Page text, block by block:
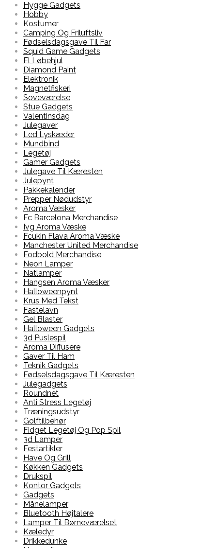
Hygge Gadgets
Hobby
Kostumer
Camping Og Friluftsliv
Fødselsdagsgave Til Far
Squid Game Gadgets
El Løbehjul
Diamond Paint
Elektronik
Magnetfiskeri
Soveværelse
Stue Gadgets
Valentinsdag
Julegaver
Led Lyskæder
Mundbind
Legetøj
Gamer Gadgets
Julegave Til Kæresten
Julepynt
Pakkekalender
Prepper Nødudstyr
Aroma Væsker
Fc Barcelona Merchandise
Ivg Aroma Væske
Fcukin Flava Aroma Væske
Manchester United Merchandise
Fodbold Merchandise
Neon Lamper
Natlamper
Hangsen Aroma Væsker
Halloweenpynt
Krus Med Tekst
Fastelavn
Gel Blaster
Halloween Gadgets
3d Puslespil
Aroma Diffusere
Gaver Til Ham
Teknik Gadgets
Fødselsdagsgave Til Kæresten
Julegadgets
Roundnet
Anti Stress Legetøj
Træningsudstyr
Golftilbehør
Fidget Legetøj Og Pop Spil
3d Lamper
Festartikler
Have Og Grill
Køkken Gadgets
Drukspil
Kontor Gadgets
Gadgets
Månelamper
Bluetooth Højtalere
Lamper Til Børneværelset
Kæledyr
Drikkedunke